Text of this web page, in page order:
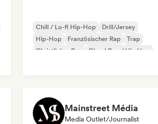
Chill / Lo-fi Hip-Hop
Drill/Jersey
Hip-Hop
Französischer Rap
Trap
Christlicher Rap
Cloud Rap / Hip Hop
Mainstreet Média
Media Outlet/Journalist